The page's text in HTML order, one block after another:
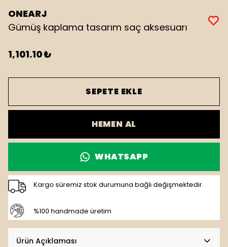
ONEARJ
Gümüş kaplama tasarım saç aksesuarı
1,101.10 ₺
SEPETE EKLE
HEMEN AL
WHATSAPP
Kargo süremiz stok durumuna bağlı değişmektedir.
%100 handmade üretim
Ürün Açıklaması